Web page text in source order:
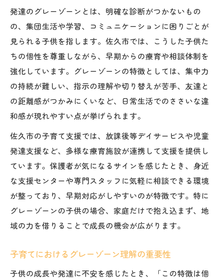
発達のグレーゾーンとは、明確な診断がつかないもの
の、集団生活や学習、コミュニケーションに困りごとが
見られる子供を指します。佐久市では、こうした子供た
ちの個性を尊重しながら、早期からの療育や相談体制を
強化しています。グレーゾーンの特徴としては、集中力
の持続が難しい、指示の理解や切り替えが苦手、友達と
の距離感がつかみにくいなど、日常生活でのささいな違
和感が現れやすい点が挙げられます。
佐久市の子育て支援では、放課後等デイサービスや児童
発達支援など、多様な療育施設が連携して支援を提供し
ています。保護者が気になるサインを感じたとき、身近
な支援センターや専門スタッフに気軽に相談できる環境
が整っており、早期対応がしやすいのが特徴です。特に
グレーゾーンの子供の場合、家庭だけで抱え込まず、地
域の力を借りることで成長の機会が広がります。
子育てにおけるグレーゾーン理解の重要性
子供の成長や発達に不安を感じたとき、「この特徴は個